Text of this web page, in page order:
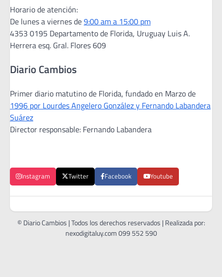
Horario de atención:
De lunes a viernes de9:00 am a 15:00 pm
4353 0195 Departamento de Florida, Uruguay Luis A.
Herrera esq. Gral. Flores 609
Diario Cambios
Primer diario matutino de Florida, fundado en Marzo de
1996 por Lourdes Angelero González y Fernando Labandera
Suárez
Director responsable: Fernando Labandera
Instagram Twitter Facebook Youtube